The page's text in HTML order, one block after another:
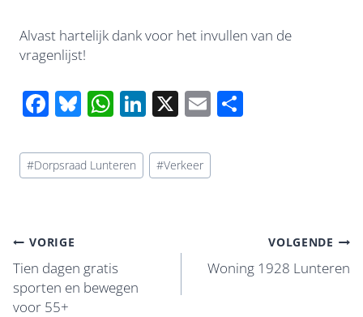
Alvast hartelijk dank voor het invullen van de
vragenlijst!
F
e
b
o
k
Bl
e
sk
W
at
s
p
Li
k
e
X E
Bericht
tags:
#Dorpsraad Lunteren #Verkeer
Bericht
navigatie
VORIGE
Tien dagen gratis
sporten en bewegen
voor 55+
VOLGENDE
Woning 1928 Lunteren